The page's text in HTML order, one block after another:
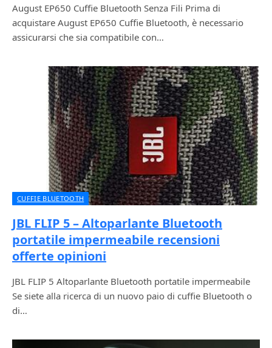
August EP650 Cuffie Bluetooth Senza Fili Prima di
acquistare August EP650 Cuffie Bluetooth, è necessario
assicurarsi che sia compatibile con…
CUFFIE BLUETOOTH
JBL FLIP 5 – Altoparlante Bluetooth
portatile impermeabile recensioni
offerte opinioni
JBL FLIP 5 Altoparlante Bluetooth portatile impermeabile
Se siete alla ricerca di un nuovo paio di cuffie Bluetooth o
di…